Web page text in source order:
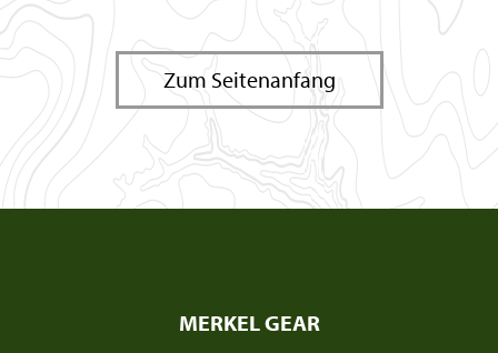
Zum Seitenanfang
MERKEL GEAR